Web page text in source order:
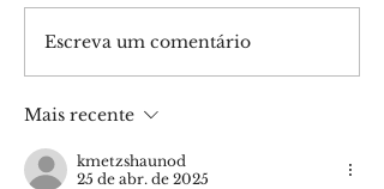
WhatsApp lança nova
funcionalidade para
mesmo dispositivo
Escreva um comentário
Mais recente
kmetzshaunod
25 de abr. de 2025